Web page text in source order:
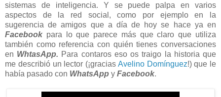
sistemas de inteligencia. Y se puede palpa en varios
aspectos de la red social, como por ejemplo en la
sugerencia de amigos que a día de hoy se hace ya en
Facebook para lo que parece más que claro que utiliza
también como referencia con quién tienes conversaciones
en WhtasApp. Para contaros eso os traigo la historia que
me describió un lector (¡gracias Avelino Domínguez!) que le
había pasado con WhatsApp y Facebook.